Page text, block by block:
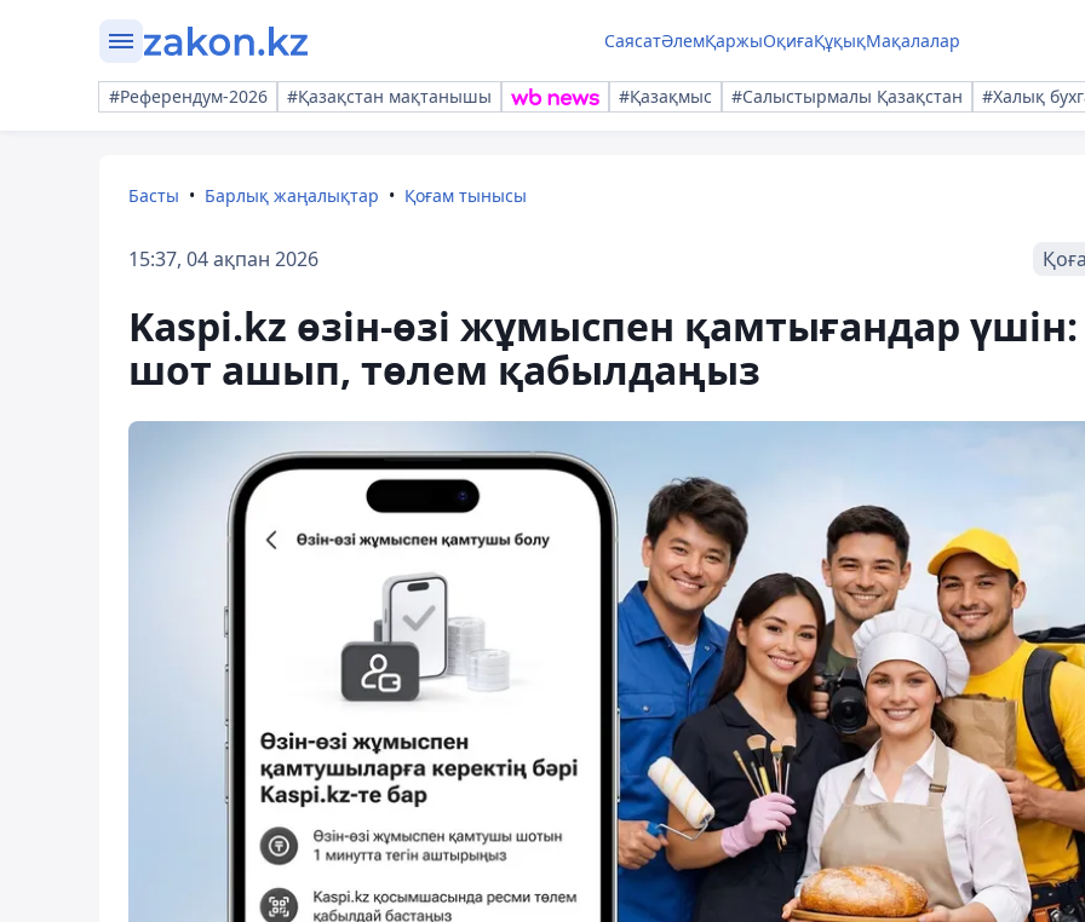
СаясатӘлемҚаржыОқиғаҚұқықМақалалар
#Референдум-2026 #Қазақстан мақтанышы #Қазақмыс #Салыстырмалы Қазақстан #Халық
Басты Барлық жаңалықтар Қоғам тынысы
15:37, 04 ақпан 2026
Kaspi.kz өзін-өзі жұмыспен қамтығандар үшін:
шот ашып, төлем қабылдаңыз